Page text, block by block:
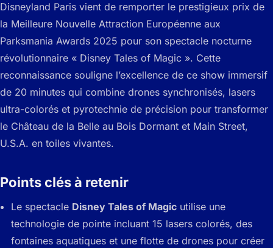
Disneyland Paris vient de remporter le prestigieux prix de
la Meilleure Nouvelle Attraction Européenne aux
Parksmania Awards 2025 pour son spectacle nocturne
révolutionnaire « Disney Tales of Magic ». Cette
reconnaissance souligne l’excellence de ce show immersif
de 20 minutes qui combine drones synchronisés, lasers
ultra-colorés et pyrotechnie de précision pour transformer
le Château de la Belle au Bois Dormant et Main Street,
U.S.A. en toiles vivantes.
Points clés à retenir
Le spectacle Disney Tales of Magic utilise une
technologie de pointe incluant 15 lasers colorés, des
fontaines aquatiques et une flotte de drones pour créer